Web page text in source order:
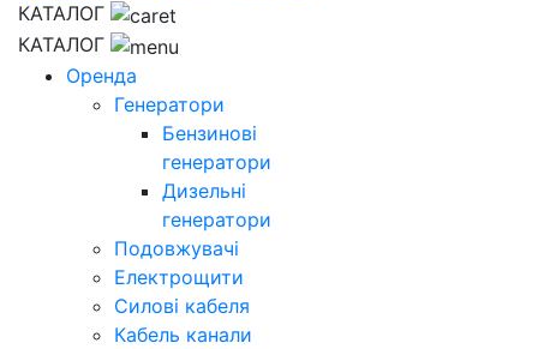
КАТАЛОГ
КАТАЛОГ
Оренда
Генератори
Бензинові
генератори
Дизельні
генератори
Подовжувачі
Електрощити
Силові кабеля
Кабель канали